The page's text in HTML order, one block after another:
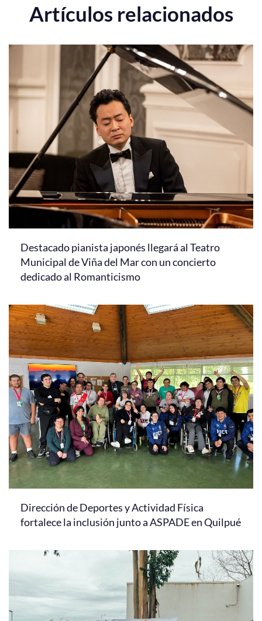
Artículos relacionados
Destacado pianista japonés llegará al Teatro
Municipal de Viña del Mar con un concierto
dedicado al Romanticismo
Dirección de Deportes y Actividad Física
fortalece la inclusión junto a ASPADE en Quilpué